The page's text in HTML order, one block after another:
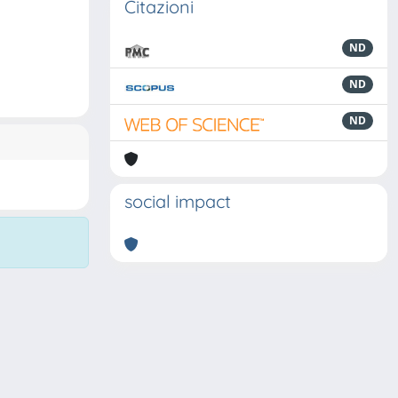
Citazioni
ND
ND
ND
social impact